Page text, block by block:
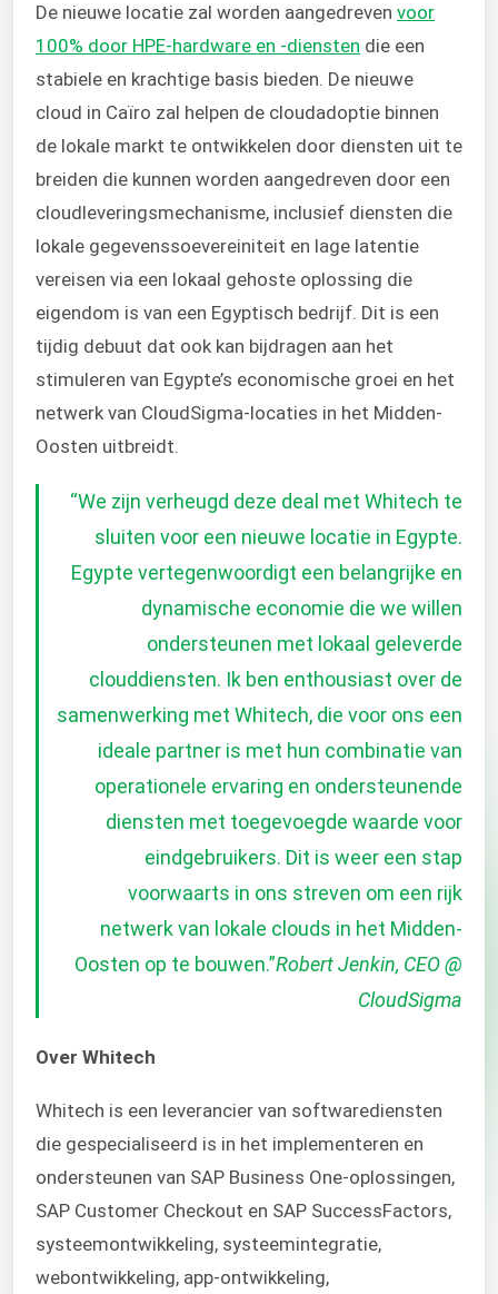
De nieuwe locatie zal worden aangedreven voor
100% door HPE-hardware en -diensten die een
stabiele en krachtige basis bieden. De nieuwe
cloud in Caïro zal helpen de cloudadoptie binnen
de lokale markt te ontwikkelen door diensten uit te
breiden die kunnen worden aangedreven door een
cloudleveringsmechanisme, inclusief diensten die
lokale gegevenssoevereiniteit en lage latentie
vereisen via een lokaal gehoste oplossing die
eigendom is van een Egyptisch bedrijf. Dit is een
tijdig debuut dat ook kan bijdragen aan het
stimuleren van Egypte’s economische groei en het
netwerk van CloudSigma-locaties in het Midden-
Oosten uitbreidt.
“We zijn verheugd deze deal met Whitech te
sluiten voor een nieuwe locatie in Egypte.
Egypte vertegenwoordigt een belangrijke en
dynamische economie die we willen
ondersteunen met lokaal geleverde
clouddiensten. Ik ben enthousiast over de
samenwerking met Whitech, die voor ons een
ideale partner is met hun combinatie van
operationele ervaring en ondersteunende
diensten met toegevoegde waarde voor
eindgebruikers. Dit is weer een stap
voorwaarts in ons streven om een rijk
netwerk van lokale clouds in het Midden-
Oosten op te bouwen.”Robert Jenkin, CEO @
CloudSigma
Over Whitech
Whitech is een leverancier van softwarediensten
die gespecialiseerd is in het implementeren en
ondersteunen van SAP Business One-oplossingen,
SAP Customer Checkout en SAP SuccessFactors,
systeemontwikkeling, systeemintegratie,
webontwikkeling, app-ontwikkeling,